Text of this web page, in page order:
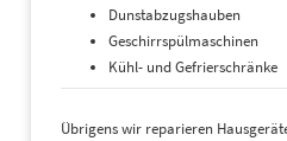
Dunstabzugshauben
Geschirrspülmaschinen
Kühl- und Gefrierschränke
Übrigens wir reparieren